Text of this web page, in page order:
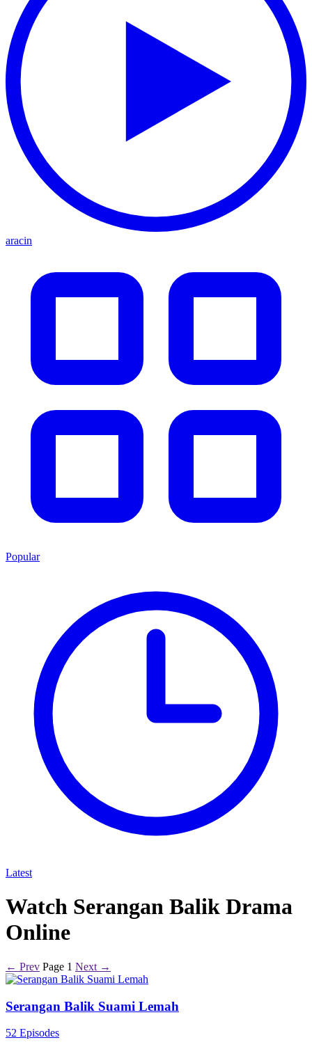
aracin
Popular
Latest
Watch Serangan Balik Drama
Online
← Prev Page 1 Next →
Serangan Balik Suami Lemah
52 Episodes